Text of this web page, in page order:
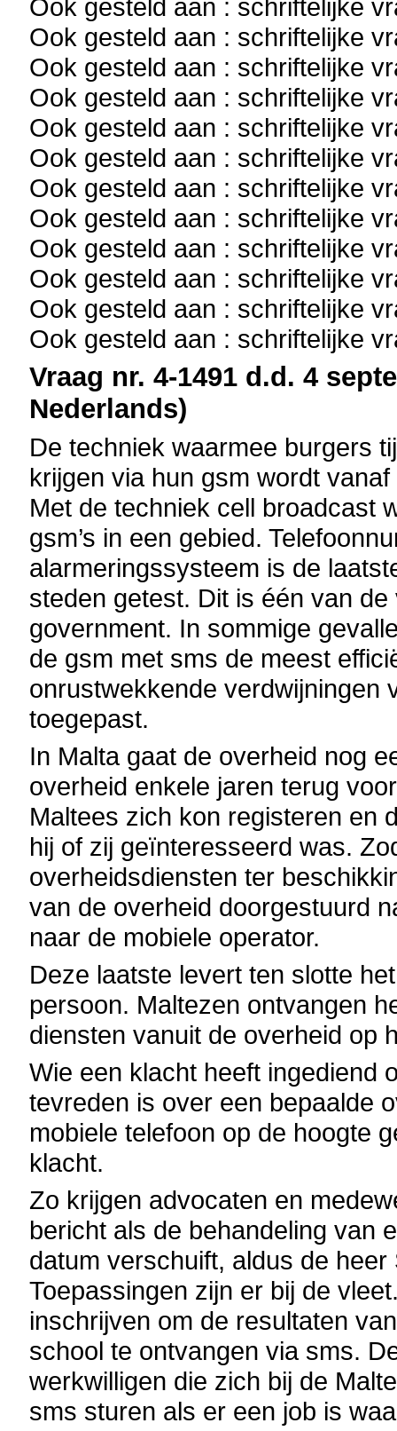
Ook gesteld aan : schriftelijke
Ook gesteld aan : schriftelijke
Ook gesteld aan : schriftelijke
Ook gesteld aan : schriftelijke
Ook gesteld aan : schriftelijke
Ook gesteld aan : schriftelijke
Ook gesteld aan : schriftelijke
Ook gesteld aan : schriftelijke
Ook gesteld aan : schriftelijke
Ook gesteld aan : schriftelijke
Ook gesteld aan : schriftelijke
Ook gesteld aan : schriftelijke
Vraag nr. 4-1491 d.d. 4
Nederlands)
De techniek waarmee burgers
krijgen via hun gsm wordt
Met de techniek cell broadcast
gsm’s in een gebied.
alarmeringssysteem is de
steden getest. Dit is één van
government. In sommige
de gsm met sms de meest
onrustwekkende verdwijningen
toegepast.
In Malta gaat de overheid nog
overheid enkele jaren terug
Maltees zich kon registeren en
hij of zij geïnteresseerd was.
overheidsdiensten ter
van de overheid doorgestuurd
naar de mobiele operator.
Deze laatste levert ten slotte
persoon. Maltezen ontvangen
diensten vanuit de overheid op
Wie een klacht heeft ingediend
tevreden is over een bepaalde
mobiele telefoon op de hoogte
klacht.
Zo krijgen advocaten en
bericht als de behandeling van
datum verschuift, aldus de
Toepassingen zijn er bij de
inschrijven om de resultaten
school te ontvangen via sms.
werkwilligen die zich bij de
sms sturen als er een job is